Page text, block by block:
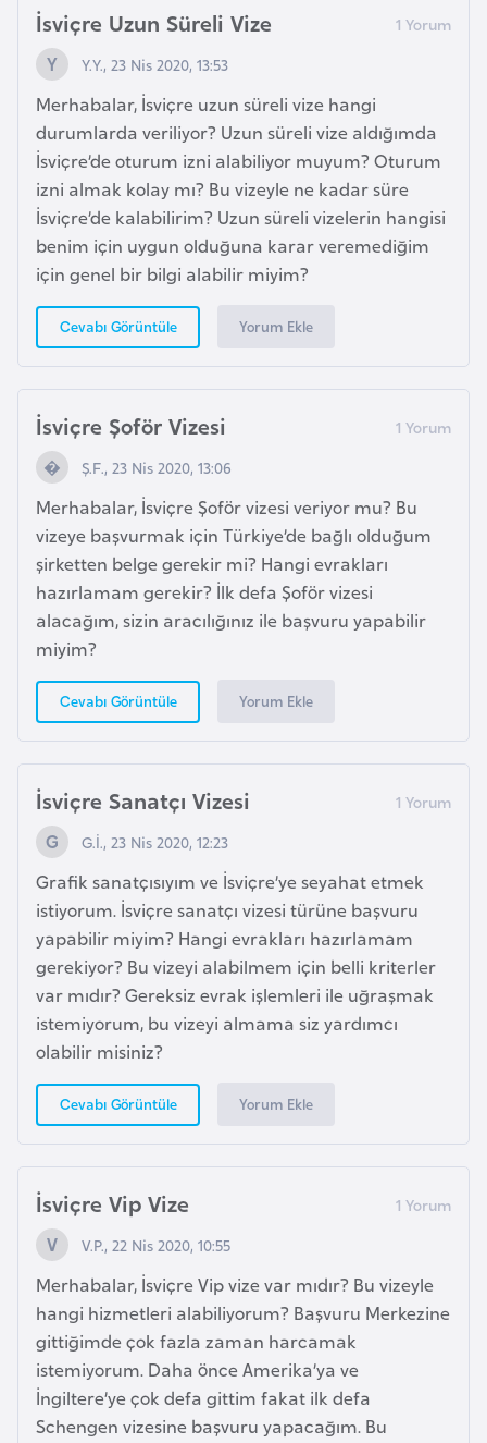
İsviçre Uzun Süreli Vize
Y.Y., 23 Nis 2020, 13:53
Merhabalar, İsviçre uzun süreli vize hangi
durumlarda veriliyor? Uzun süreli vize aldığımda
İsviçre’de oturum izni alabiliyor muyum? Oturum
izni almak kolay mı? Bu vizeyle ne kadar süre
İsviçre’de kalabilirim? Uzun süreli vizelerin hangisi
benim için uygun olduğuna karar veremediğim
için genel bir bilgi alabilir miyim?
Cevabı Görüntüle Yorum Ekle
İsviçre Şoför Vizesi
Ş.F., 23 Nis 2020, 13:06
Merhabalar, İsviçre Şoför vizesi veriyor mu? Bu
vizeye başvurmak için Türkiye’de bağlı olduğum
şirketten belge gerekir mi? Hangi evrakları
hazırlamam gerekir? İlk defa Şoför vizesi
alacağım, sizin aracılığınız ile başvuru yapabilir
miyim?
Cevabı Görüntüle Yorum Ekle
İsviçre Sanatçı Vizesi
G.İ., 23 Nis 2020, 12:23
Grafik sanatçısıyım ve İsviçre’ye seyahat etmek
istiyorum. İsviçre sanatçı vizesi türüne başvuru
yapabilir miyim? Hangi evrakları hazırlamam
gerekiyor? Bu vizeyi alabilmem için belli kriterler
var mıdır? Gereksiz evrak işlemleri ile uğraşmak
istemiyorum, bu vizeyi almama siz yardımcı
olabilir misiniz?
Cevabı Görüntüle Yorum Ekle
İsviçre Vip Vize
V.P., 22 Nis 2020, 10:55
Merhabalar, İsviçre Vip vize var mıdır? Bu vizeyle
hangi hizmetleri alabiliyorum? Başvuru Merkezine
gittiğimde çok fazla zaman harcamak
istemiyorum. Daha önce Amerika’ya ve
İngiltere’ye çok defa gittim fakat ilk defa
Schengen vizesine başvuru yapacağım. Bu
n
B
o
s
n
a
H
e
r
s
k
B
u
l
g
a
r
i
s
t
a
B
u
r
k
i
n
a
F
a
s
o
Ç
a
Ç
k
C
u
m
h